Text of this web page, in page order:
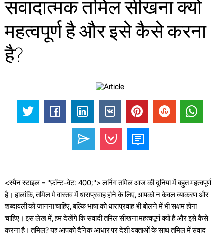
संवादात्मक तमिल सीखना क्यों
महत्वपूर्ण है और इसे कैसे करना
है?
<स्पैन स्टाइल = "फ़ॉन्ट-वेट: 400;"> लर्निंग तमिल आज की दुनिया में बहुत महत्वपूर्ण
है। हालांकि, तमिल में वास्तव में धाराप्रवाह होने के लिए, आपको न केवल व्याकरण और
शब्दावली को जानना चाहिए, बल्कि भाषा को धाराप्रवाह भी बोलने में भी सक्षम होना
चाहिए। इस लेख में, हम देखेंगे कि संवादी तमिल सीखना महत्वपूर्ण क्यों है और इसे कैसे
करना है। तमिल? यह आपको दैनिक आधार पर देशी वक्ताओं के साथ तमिल में संवाद